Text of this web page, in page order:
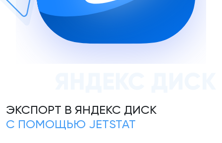
ЭКСПОРТ В ЯНДЕКС ДИСК
С ПОМОЩЬЮ JETSTAT